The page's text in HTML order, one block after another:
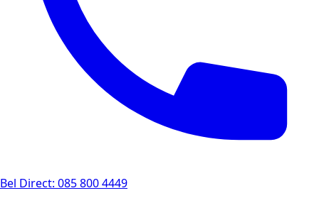
Bel Direct: 085 800 4449